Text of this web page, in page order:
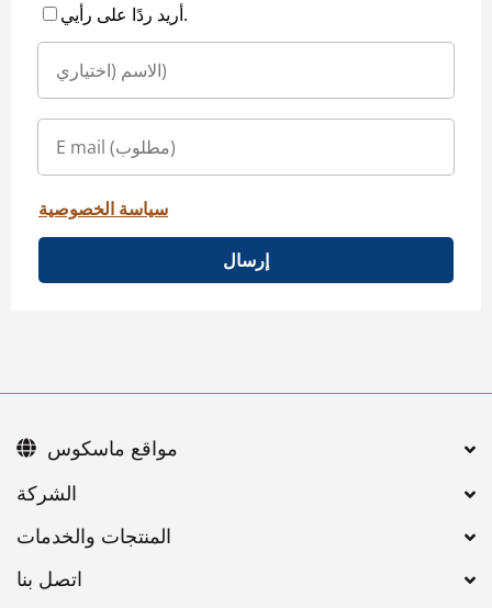
أريد ردًا على رأيي.
سياسة الخصوصية
إرسال
اتصل بنا
مواقع ماسكوس